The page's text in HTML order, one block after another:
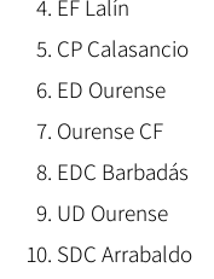
EF Lalín
CP Calasancio
ED Ourense
Ourense CF
EDC Barbadás
UD Ourense
SDC Arrabaldo